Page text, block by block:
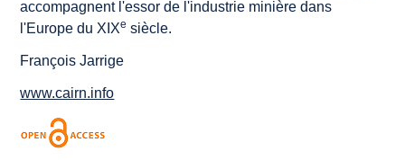
accompagnent l'essor de l'industrie minière dans
l'Europe du XIXe siècle.
François Jarrige
www.cairn.info